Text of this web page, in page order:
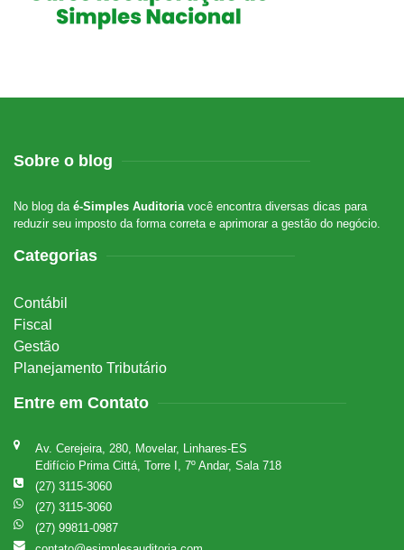
Sobre o blog
No blog da é-Simples Auditoria você encontra diversas dicas para
reduzir seu imposto da forma correta e aprimorar a gestão do negócio.
Categorias
Contábil
Fiscal
Gestão
Planejamento Tributário
Entre em Contato
Av. Cerejeira, 280, Movelar, Linhares-ES
Edifício Prima Cittá, Torre I, 7º Andar, Sala 718
(27) 3115-3060
(27) 3115-3060
(27) 99811-0987